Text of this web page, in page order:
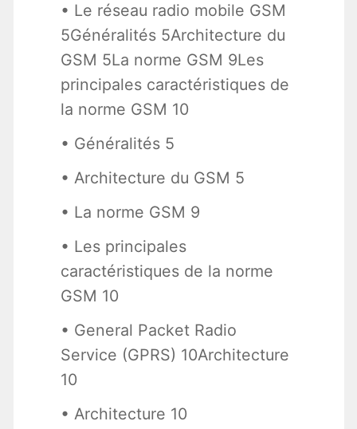
• Le réseau radio mobile GSM
5Généralités 5Architecture du
GSM 5La norme GSM 9Les
principales caractéristiques de
la norme GSM 10
• Généralités 5
• Architecture du GSM 5
• La norme GSM 9
• Les principales
caractéristiques de la norme
GSM 10
• General Packet Radio
Service (GPRS) 10Architecture
10
• Architecture 10